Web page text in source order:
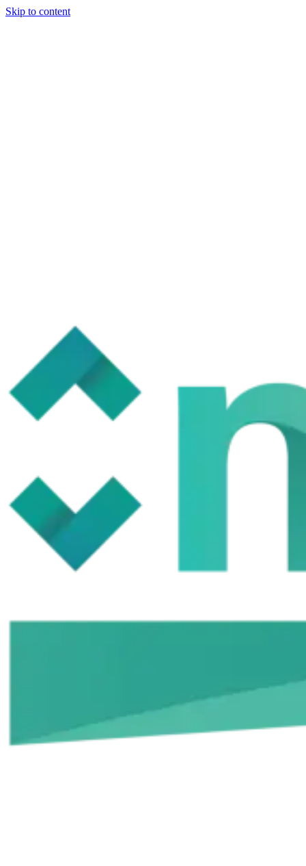
Skip to content